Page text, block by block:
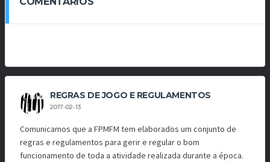
REGRAS DE JOGO E REGULAMENTOS
2017-02-13
Comunicamos que a FPMFM tem elaborados um conjunto de
regras e regulamentos para gerir e regular o bom
funcionamento de toda a atividade realizada durante a época.